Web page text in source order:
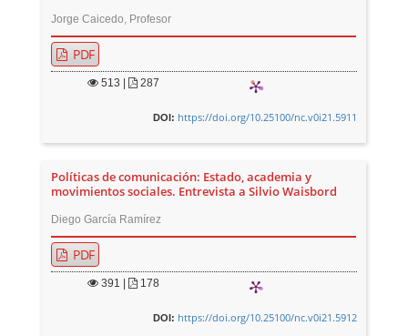
Jorge Caicedo, Profesor
PDF
513 | 287
DOI: https://doi.org/10.25100/nc.v0i21.5911
Políticas de comunicación: Estado, academia y
movimientos sociales. Entrevista a Silvio Waisbord
Diego García Ramírez
PDF
391 | 178
DOI: https://doi.org/10.25100/nc.v0i21.5912